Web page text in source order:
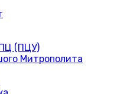
(ПЦУ)
Митрополита